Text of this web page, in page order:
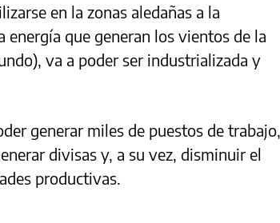
en la zonas aledañas a la
energía que generan los vientos de la
va a poder ser industrializada y
generar miles de puestos de trabajo,
divisas y, a su vez, disminuir el
productivas.